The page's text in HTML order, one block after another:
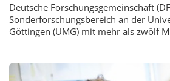
Deutsche Forschungsgemeinschaft
Sonderforschungsbereich an der
Göttingen (UMG) mit mehr als zwölf